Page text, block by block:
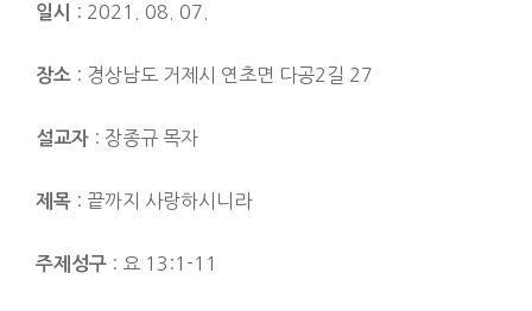
일시 : 2021. 08. 07.
장소 : 경상남도 거제시 연초면 다공2길 27
설교자 : 장종규 목자
제목 : 끝까지 사랑하시니라
주제성구 : 요 13:1-11